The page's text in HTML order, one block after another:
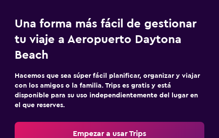
Una forma más fácil de gestionar
tu viaje a Aeropuerto Daytona
Beach
Hacemos que sea súper fácil planificar, organizar y viajar
con los amigos o la familia. Trips es gratis y está
disponible para su uso independientemente del lugar en
el que reserves.
Empezar a usar Trips